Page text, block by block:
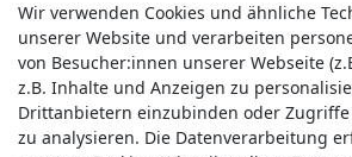
Service & Kontakt
Wir verwenden Cookies und ähnliche
unserer Website und verarbeiten
von Besucher:innen unserer Webseite
z.B. Inhalte und Anzeigen zu
Drittanbietern einzubinden oder
zu analysieren. Die Datenverarbeitung